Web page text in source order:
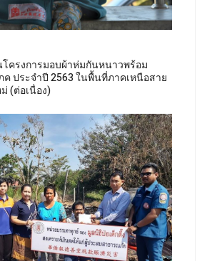
ครงการมอบผ้าห่มกันหนาวพร้อม
ค ประจำปี 2563 ในพื้นที่ภาคเหนือสาย
(ต่อเนื่อง)